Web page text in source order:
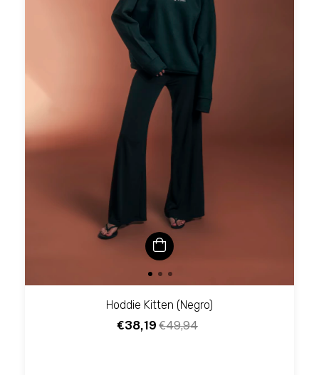
Hoddie Kitten (Negro)
€38,19€49,94